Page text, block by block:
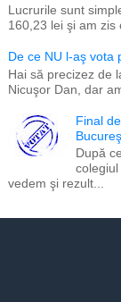
Lucrurile sunt
160,23 lei şi am
De ce NU l-aş vota
Hai să precizez de
Nicuşor Dan, dar
Final
După
vedem şi rezult...